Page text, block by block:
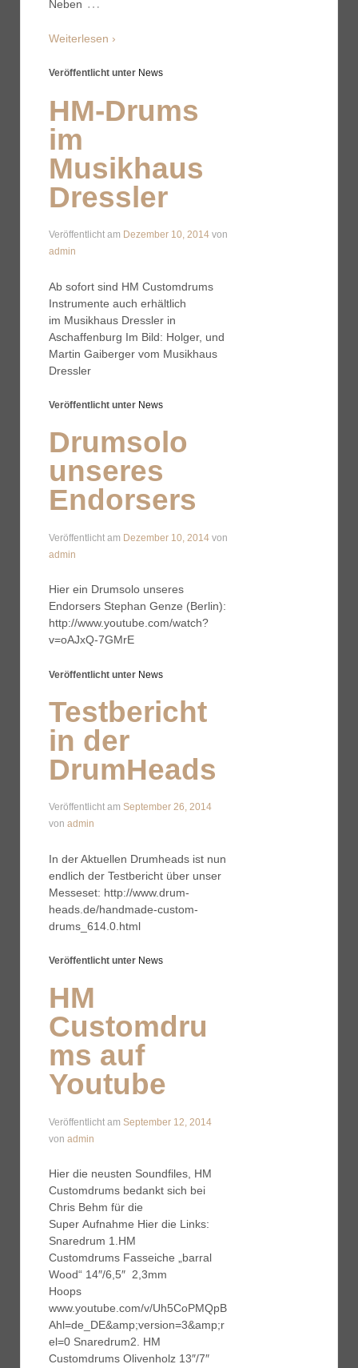
Neben
Weiterlesen ›
Veröffentlicht unter News
HM-Drums
im
Musikhaus
Dressler
Veröffentlicht am Dezember 10, 2014 von
admin
Ab sofort sind HM Customdrums
Instrumente auch erhältlich
im Musikhaus Dressler in
Aschaffenburg Im Bild: Holger, und
Martin Gaiberger vom Musikhaus
Dressler
Veröffentlicht unter News
Drumsolo
unseres
Endorsers
Veröffentlicht am Dezember 10, 2014 von
admin
Hier ein Drumsolo unseres
Endorsers Stephan Genze (Berlin):
http://www.youtube.com/watch?
v=oAJxQ-7GMrE
Veröffentlicht unter News
Testbericht
in der
DrumHeads
Veröffentlicht am September 26, 2014
von admin
In der Aktuellen Drumheads ist nun
endlich der Testbericht über unser
Messeset: http://www.drum-
heads.de/handmade-custom-
drums_614.0.html
Veröffentlicht unter News
HM
Customdru
ms auf
Youtube
Veröffentlicht am September 12, 2014
von admin
Hier die neusten Soundfiles, HM
Customdrums bedankt sich bei
Chris Behm für die
Super Aufnahme Hier die Links:
Snaredrum 1.HM
Customdrums Fasseiche „barral
Wood“ 14″/6,5″ 2,3mm
Hoops
www.youtube.com/v/Uh5CoPMQpB
Ahl=de_DE&amp;version=3&amp;r
el=0 Snaredrum2. HM
Customdrums Olivenholz 13″/7″